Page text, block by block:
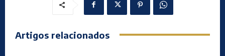
Artigos relacionados